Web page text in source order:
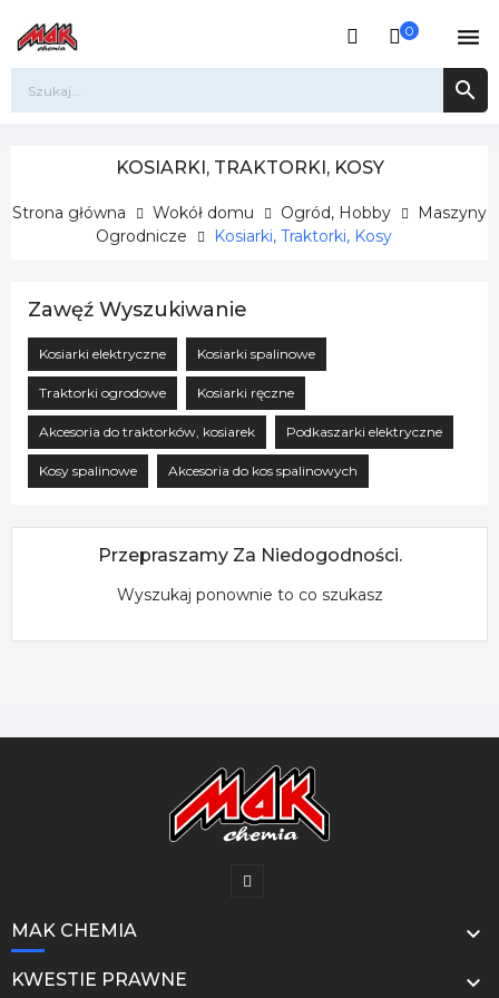
0 

KOSIARKI, TRAKTORKI, KOSY
Strona główna Wokół domu Ogród, Hobby
Maszyny
Ogrodnicze
Kosiarki, Traktorki, Kosy
Zawęź Wyszukiwanie
Kosiarki elektryczne Kosiarki spalinowe
Traktorki ogrodowe Kosiarki ręczne
Akcesoria do traktorków, kosiarek Podkaszarki elektryczne
Kosy spalinowe Akcesoria do kos spalinowych
Przepraszamy Za Niedogodności.
Wyszukaj ponownie to co szukasz
MAK CHEMIA 
KWESTIE PRAWNE 